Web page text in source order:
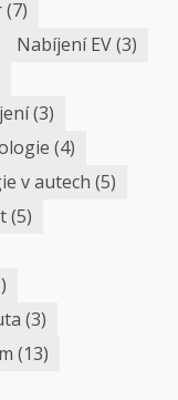
(7)
Nabíjení EV(3)
(3)
(4)
v autech (5)
(5)
(3)
(13)